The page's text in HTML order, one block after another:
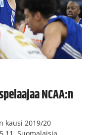
NCAA:n
kausi 2019/20